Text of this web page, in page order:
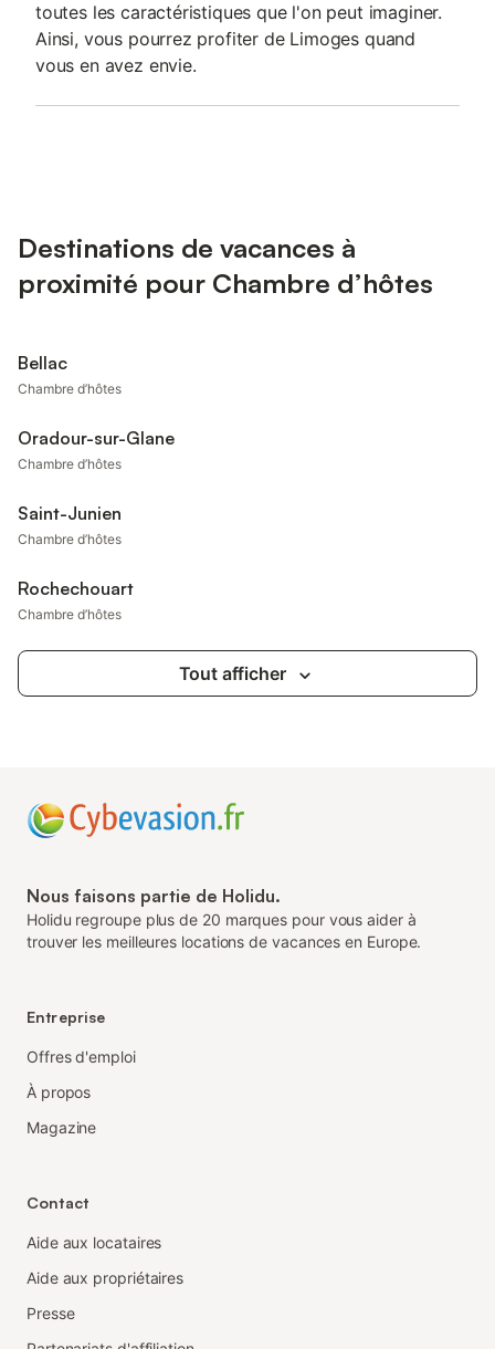
toutes les caractéristiques que l'on peut imaginer.
Ainsi, vous pourrez profiter de Limoges quand
vous en avez envie.
Destinations de vacances à
proximité pour Chambre d’hôtes
Bellac
Chambre d’hôtes
Oradour-sur-Glane
Chambre d’hôtes
Saint-Junien
Chambre d’hôtes
Rochechouart
Chambre d’hôtes
Tout afficher
Nous faisons partie de Holidu.
Holidu regroupe plus de 20 marques pour vous aider à
trouver les meilleures locations de vacances en Europe.
Entreprise
Offres d'emploi
À propos
Magazine
Contact
Aide aux locataires
Aide aux propriétaires
Presse